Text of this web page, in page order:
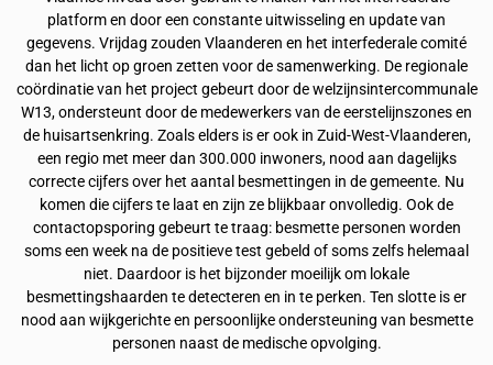
platform en door een constante uitwisseling en update van
gegevens. Vrijdag zouden Vlaanderen en het interfederale comité
dan het licht op groen zetten voor de samenwerking. De regionale
coördinatie van het project gebeurt door de welzijnsintercommunale
W13, ondersteunt door de medewerkers van de eerstelijnszones en
de huisartsenkring. Zoals elders is er ook in Zuid-West-Vlaanderen,
een regio met meer dan 300.000 inwoners, nood aan dagelijks
correcte cijfers over het aantal besmettingen in de gemeente. Nu
komen die cijfers te laat en zijn ze blijkbaar onvolledig. Ook de
contactopsporing gebeurt te traag: besmette personen worden
soms een week na de positieve test gebeld of soms zelfs helemaal
niet. Daardoor is het bijzonder moeilijk om lokale
besmettingshaarden te detecteren en in te perken. Ten slotte is er
nood aan wijkgerichte en persoonlijke ondersteuning van besmette
personen naast de medische opvolging.